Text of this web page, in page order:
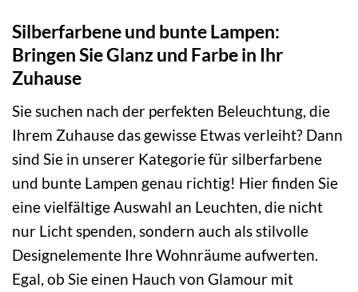
Silberfarbene und bunte Lampen:
Bringen Sie Glanz und Farbe in Ihr
Zuhause
Sie suchen nach der perfekten Beleuchtung, die
Ihrem Zuhause das gewisse Etwas verleiht? Dann
sind Sie in unserer Kategorie für silberfarbene
und bunte Lampen genau richtig! Hier finden Sie
eine vielfältige Auswahl an Leuchten, die nicht
nur Licht spenden, sondern auch als stilvolle
Designelemente Ihre Wohnräume aufwerten.
Egal, ob Sie einen Hauch von Glamour mit